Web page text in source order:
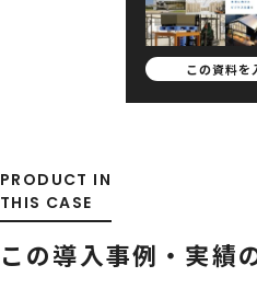
この資料を
PRODUCT IN
THIS CASE
この導入事例・実績